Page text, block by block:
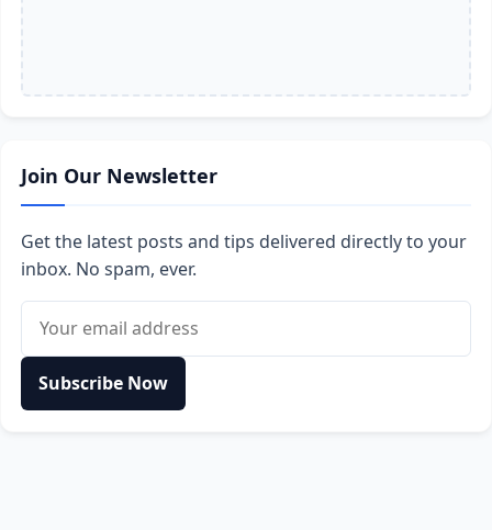
Join Our Newsletter
Get the latest posts and tips delivered directly to your
inbox. No spam, ever.
Subscribe Now